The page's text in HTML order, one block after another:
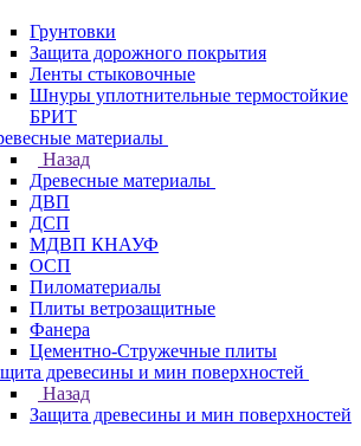
Грунтовки
Защита дорожного покрытия
Ленты стыковочные
Шнуры уплотнительные термостойкие
БРИТ
материалы
Назад
Древесные материалы
ДВП
ДСП
МДВП КНАУФ
ОСП
Пиломатериалы
Плиты ветрозащитные
Фанера
Цементно-Стружечные плиты
древесины и мин поверхностей
Назад
Защита древесины и мин поверхностей